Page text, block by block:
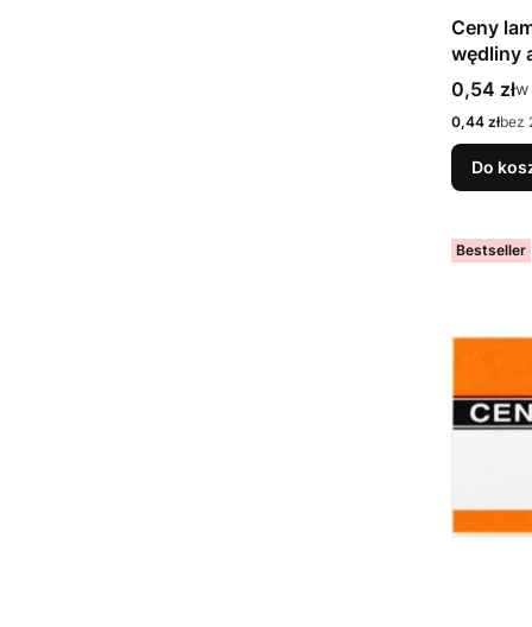
Ceny
wędliny
Cena
0,54 złw
w
Cena netto
0,44 złbez
Do
Bestseller